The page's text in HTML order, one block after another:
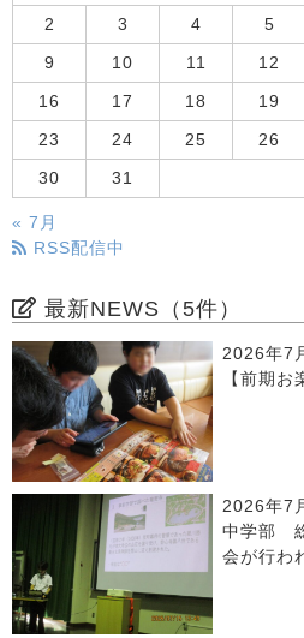
2 3 4 5
9 10 11 12
16 17 18 19
23 24 25 26
30 31
« 7月
RSS配信中
最新NEWS（5件）
2026年7
【前期
2026年7
中学部
会が行わ